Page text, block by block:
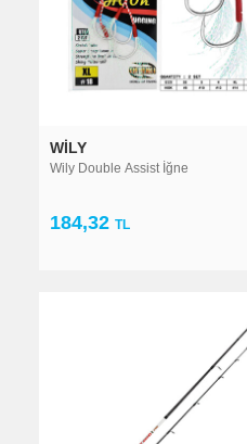
WILY
Wily Double Assist İğne
184,32TL